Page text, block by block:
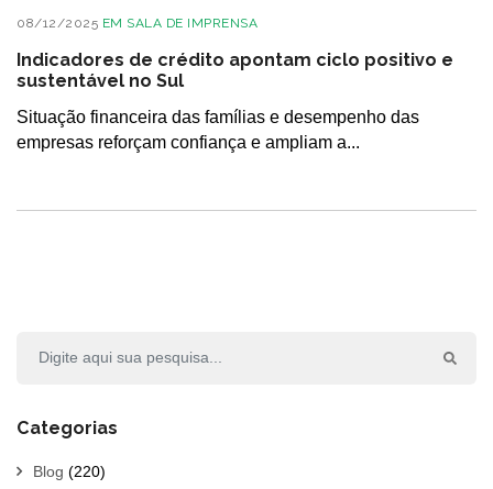
08/12/2025 EM SALA DE IMPRENSA
Indicadores de crédito apontam ciclo positivo e
sustentável no Sul
Situação financeira das famílias e desempenho das
empresas reforçam confiança e ampliam a...
Categorias
Blog (220)